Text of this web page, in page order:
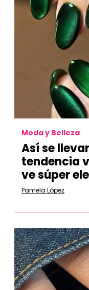
Moda y Belleza
Así se
tendencia
ve súper
Pamela López